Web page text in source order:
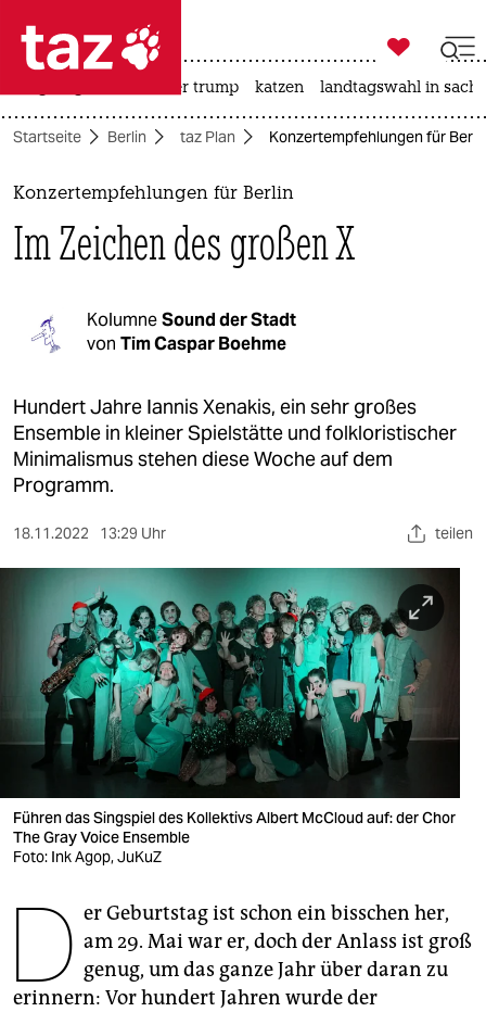
 taz zahl ich
taz zahl ich
themen
politik
gesellschaft
kultur
sport
berlin
nord
wahrheit
verlag
verlag
veranstaltungen
shop
fragen & hilfe
unterstützen
genossenschaft
epaper login

taz zahl ich
usa unter trump katzen landtagswahl in
Startseite Berlin taz Plan Konzertempfehlungen für
Konzertempfehlungen für Berlin
Im Zeichen des großen X
KolumneSound der Stadt
von Tim Caspar Boehme
Hundert Jahre Iannis Xenakis, ein sehr großes
Ensemble in kleiner Spielstätte und folkloristischer
Minimalismus stehen diese Woche auf dem
Programm.
18.11.2022 13:29 Uhr teilen
Führen das Singspiel des Kollektivs Albert McCloud auf: der Chor
The Gray Voice Ensemble
Foto: Ink Agop, JuKuZ
D er Geburtstag ist schon ein bisschen her,
am 29. Mai war er, doch der Anlass ist groß
genug, um das ganze Jahr über daran zu
erinnern: Vor hundert Jahren wurde der